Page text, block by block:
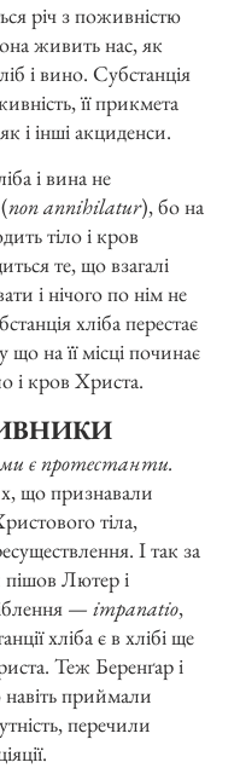
річ з поживністю
живить нас, як
і вино. Субстанція
її прикмета
і інші акциденси.
і вина не
non annihilatur), бо на
тіло і кров
те, що взагалі
і нічого по нім не
хліба перестає
що на її місці починає
і кров Христа.
є протестанти.
що признавали
тіла,
І так за
пішов Лютер і
— impanatio,
хліба є в хлібі ще
Теж Беренґар і
приймали
перечили